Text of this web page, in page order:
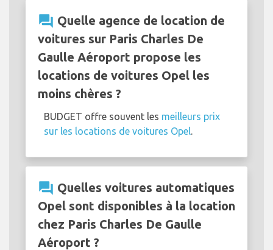
question_answer Quelle agence de location de
voitures sur Paris Charles De
Gaulle Aéroport propose les
locations de voitures Opel les
moins chères ?
BUDGET offre souvent les meilleurs prix
sur les locations de voitures Opel
question_answer Quelles voitures automatiques
Opel sont disponibles à la location
chez Paris Charles De Gaulle
Aéroport ?